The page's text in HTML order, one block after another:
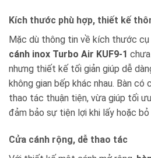
Kích thước phù hợp, thiết kế
Mặc dù thông tin về kích thước
cánh inox Turbo Air KUF9-1
nhưng thiết kế tối giản giúp dễ
không gian bếp khác nhau. Bàn
thao tác thuận tiện, vừa giúp tối
đảm bảo sự tiện lợi khi lấy hoặc
Cửa cánh rộng, dễ thao tác